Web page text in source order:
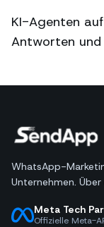
KI-Agenten
Antworten
WhatsApp-
Unternehmen.
Meta Tech
Offizielle Meta-